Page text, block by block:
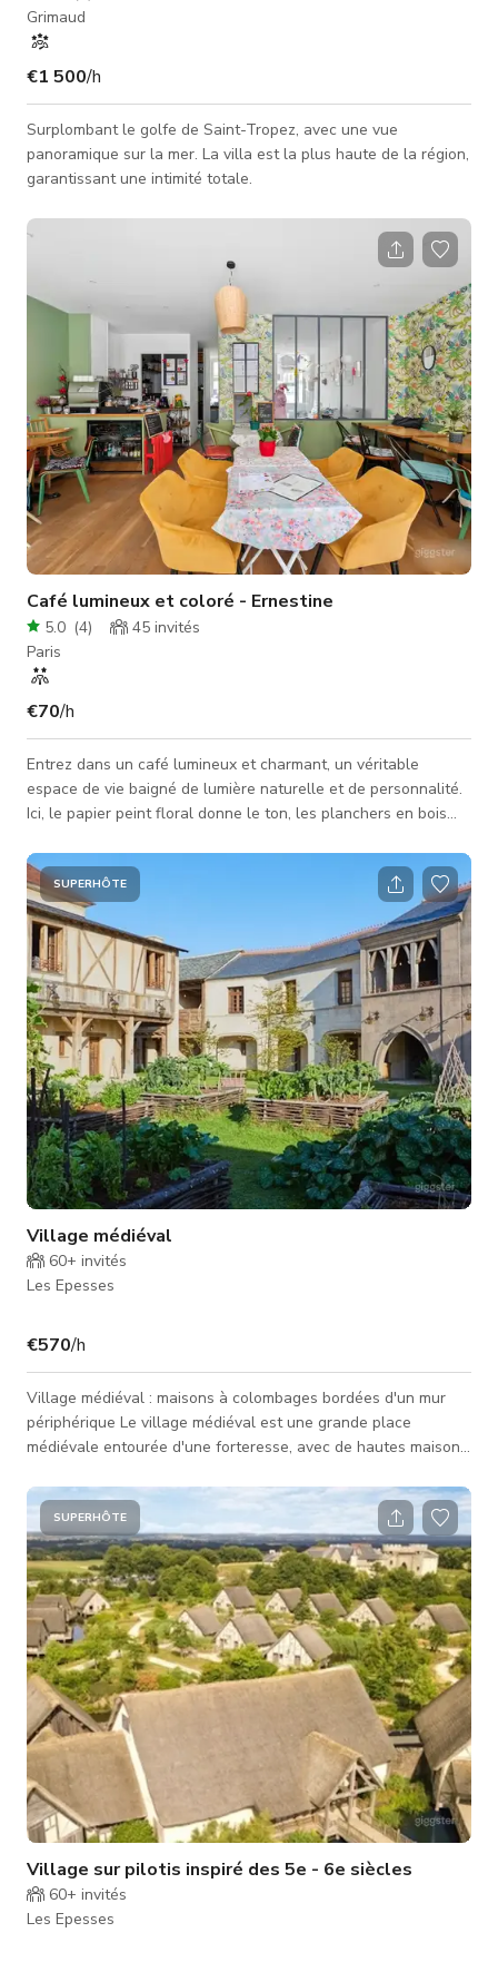
Grimaud
€1 500/h
Surplombant le golfe de Saint-Tropez, avec une vue
panoramique sur la mer. La villa est la plus haute de la région,
garantissant une intimité totale.
Café lumineux et coloré - Ernestine
5.0 (4) 45 invités
Paris
€70/h
Entrez dans un café lumineux et charmant, un véritable
espace de vie baigné de lumière naturelle et de personnalité.
Ici, le papier peint floral donne le ton, les planchers en bois
ajoutent une touche à la fois élégante et conviviale.
L'ensemble crée une ambiance chaleureuse, vivante et
inspirante, typiquement parisienne. Les grandes fenêtres
avant laissent entrer une belle lumière toute la journée, idéale
pour des s�
SUPERHÔTE
Village médiéval
60+ invités
Les Epesses
€570/h
Village médiéval : maisons à colombages bordées d'un mur
périphérique Le village médiéval est une grande place
médiévale entourée d'une forteresse, avec de hautes maisons
chaudes. 5700 m2 de décor 1 grand lieu 1 petit lieu 3 étages
de chemins pavés 2 impasses Un potager
SUPERHÔTE
Village sur pilotis inspiré des 5e - 6e siècles
60+ invités
Les Epesses